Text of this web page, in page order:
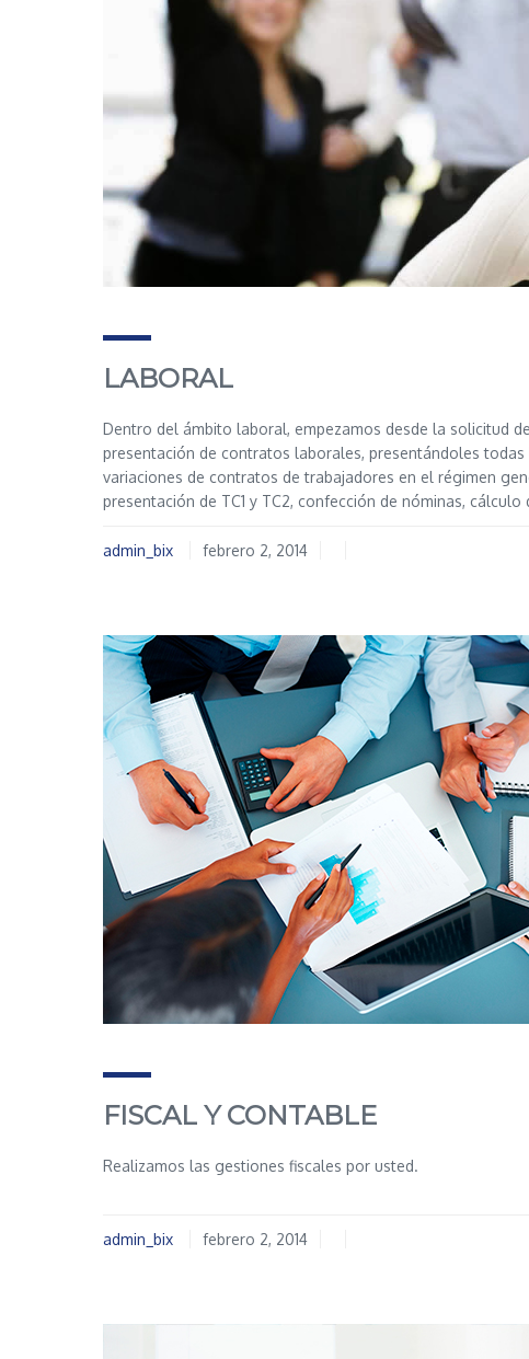
LABORAL
Dentro del ámbito laboral, empezamos desde la solicitud
presentación de contratos laborales, presentándoles
variaciones de contratos de trabajadores en el régimen
presentación de TC1 y TC2, confección de nóminas, cálculo
admin_bix febrero 2, 2014
FISCAL Y CONTABLE
Realizamos las gestiones fiscales por usted.
admin_bix febrero 2, 2014